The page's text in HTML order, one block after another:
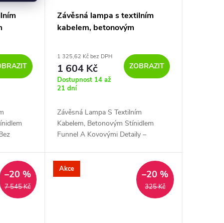
Závěsná lampa s textilním
kabelem, betonovým
detaily
1 325,62 Kč bez DPH
1 604 Kč
Dostupnost 14 až
21 dní
ZOBRAZIT
Závěsná Lampa S Textilním
Kabelem, Betonovým Stínidlem
Funnel A Kovovými Detaily –
7 545 Kč
–20 % Akce
325 Kč
–20 %